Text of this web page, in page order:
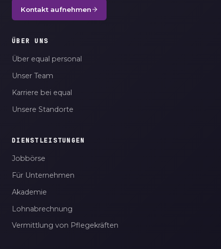
Kontakt aufnehmen
ÜBER UNS
Über equal personal
Unser Team
Karriere bei equal
Unsere Standorte
DIENSTLEISTUNGEN
Jobbörse
Für Unternehmen
Akademie
Lohnabrechnung
Vermittlung von Pflegekräften